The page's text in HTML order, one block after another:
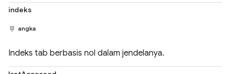
indeks
angka
Indeks tab berbasis nol dalam jendelanya.